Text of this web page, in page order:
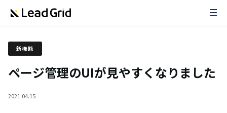
新機能
ページ管理のUIが見やすくなりました
2021.04.15